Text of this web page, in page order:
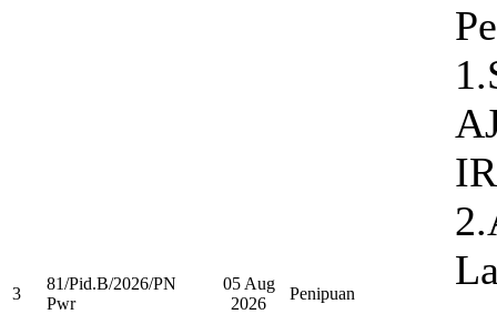
3
81/Pid.B/2026/PN
Pwr
05 Aug
2026
Penipuan